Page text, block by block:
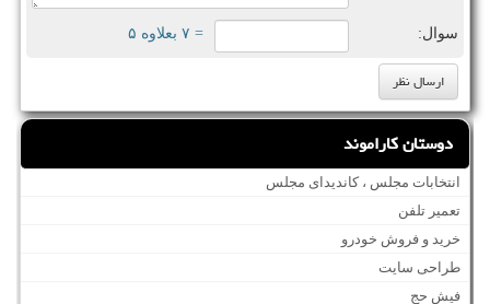
سوال: = ۷ بعلاوه ۵
دوستان کاراموند
انتخابات مجلس ، کاندیدای مجلس
تعمیر تلفن
خرید و فروش خودرو
طراحی سایت
فیش حج